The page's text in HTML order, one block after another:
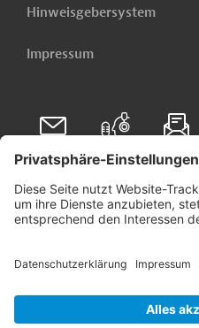
Hinweisgebersystem
Impressum
Folgen Sie uns auf
Linkedin